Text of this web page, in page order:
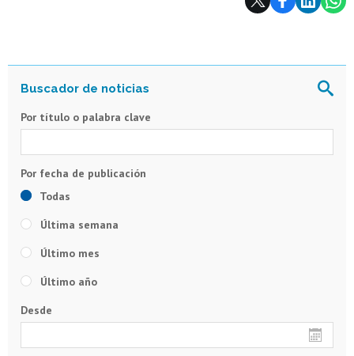
Por título o palabra clave
Todas
Última semana
Último mes
Último año
Desde